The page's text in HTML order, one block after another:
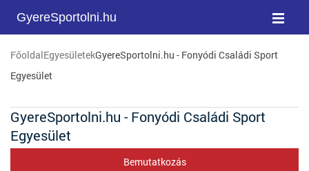
GyereSportolni.hu
FőoldalEgyesületekGyereSportolni.hu - Fonyódi Családi Sport
Egyesület
GyereSportolni.hu - Fonyódi Családi Sport
Egyesület
Bemutatkozás